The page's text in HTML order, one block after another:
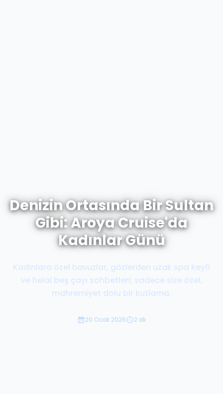
Denizin Ortasında Bir Sultan
Gibi: Aroya Cruise'da
Kadınlar Günü
Kadınlara özel havuzlar, gözlerden uzak spa keyfi
ve helal beş çayı sohbetleri; sadece size özel,
mahremiyet dolu bir kutlama.
20 Ocak 2026 2 dk